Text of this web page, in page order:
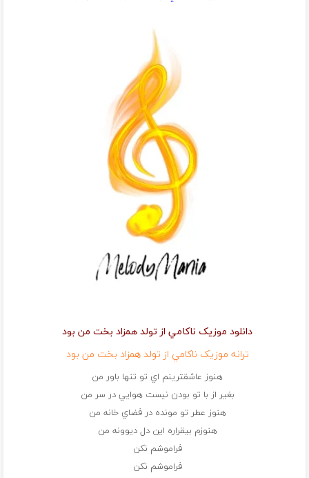
دانلود موزیک ناکامي از تولد همزاد بخت من بود
ترانه موزیک ناکامي از تولد همزاد بخت من بود
هنوز عاشقترينم اي تو تنها باور من
بغير از با تو بودن نيست هوايي در سر من
هنوز عطر تو مونده در فضاي خانه من
هنوزم بيقراره اين دل ديوونه من
فراموشم نکن
فراموشم نکن